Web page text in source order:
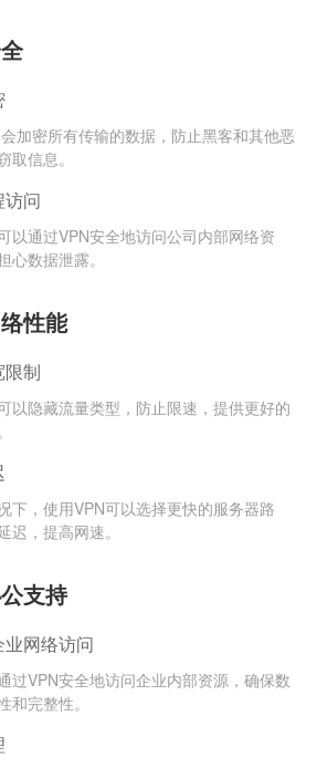
加密所有传输的数据，防止黑客和其他恶
取信息。
问
以通过VPN安全地访问公司内部网络资
心数据泄露。
性能
制
以隐藏流量类型，防止限速，提供更好的
下，使用VPN可以选择更快的服务器路
迟，提高网速。
支持
网络访问
过VPN安全地访问企业内部资源，确保数
和完整性。